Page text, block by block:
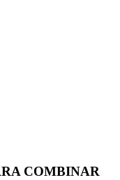
COMBINAR